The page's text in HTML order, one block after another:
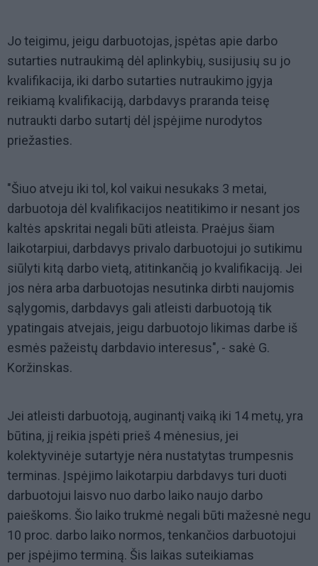
Jo teigimu, jeigu darbuotojas, įspėtas apie darbo
sutarties nutraukimą dėl aplinkybių, susijusių su jo
kvalifikacija, iki darbo sutarties nutraukimo įgyja
reikiamą kvalifikaciją, darbdavys praranda teisę
nutraukti darbo sutartį dėl įspėjime nurodytos
priežasties.
"Šiuo atveju iki tol, kol vaikui nesukaks 3 metai,
darbuotoja dėl kvalifikacijos neatitikimo ir nesant jos
kaltės apskritai negali būti atleista. Praėjus šiam
laikotarpiui, darbdavys privalo darbuotojui jo sutikimu
siūlyti kitą darbo vietą, atitinkančią jo kvalifikaciją. Jei
jos nėra arba darbuotojas nesutinka dirbti naujomis
sąlygomis, darbdavys gali atleisti darbuotoją tik
ypatingais atvejais, jeigu darbuotojo likimas darbe iš
esmės pažeistų darbdavio interesus", - sakė G.
Koržinskas.
Jei atleisti darbuotoją, auginantį vaiką iki 14 metų, yra
būtina, jį reikia įspėti prieš 4 mėnesius, jei
kolektyvinėje sutartyje nėra nustatytas trumpesnis
terminas. Įspėjimo laikotarpiu darbdavys turi duoti
darbuotojui laisvo nuo darbo laiko naujo darbo
paieškoms. Šio laiko trukmė negali būti mažesnė negu
10 proc. darbo laiko normos, tenkančios darbuotojui
per įspėjimo terminą. Šis laikas suteikiamas